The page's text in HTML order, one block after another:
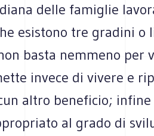
delle famiglie
esistono tre gradini o
basta nemmeno per
invece di vivere e
altro beneficio;
al grado di